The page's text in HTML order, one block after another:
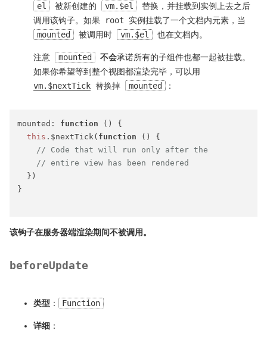
el 被新创建的 vm.$el
替换，并挂载到实例上去之后
调用该钩子。如果 root 实例挂载了一个文档内元素，当
mounted
被调用时 vm.$el 也在文档内。
注意 mounted 不会承诺所有的子组件也都一起被挂载。
如果你希望等到整个视图都渲染完毕，可以用
vm.$nextTick 替换掉 mounted ：
mounted : function ( ) {
this .$nextTick( function ( ) {
// Code that will run only after the
// entire view has been rendered
  })
}
该钩子在服务器端渲染期间不被调用。
beforeUpdate
类型 ： Function
详细 ：